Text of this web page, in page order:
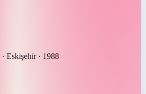
Eskişehir · 1988